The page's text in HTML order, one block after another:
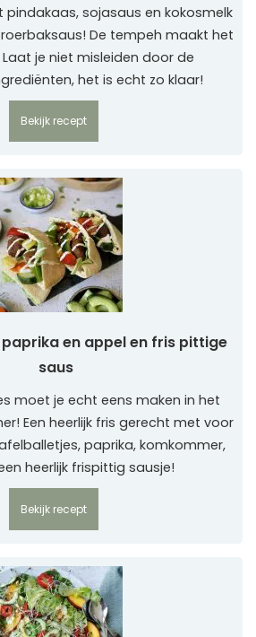
pindakaas, sojasaus en kokosmelk
De tempeh maakt het
je niet misleiden door de
het is echt zo klaar!
Bekijk recept
en appel en fris pittige
saus
moet je echt eens maken in het
Een heerlijk fris gerecht met voor
paprika, komkommer,
heerlijk frispittig sausje!
Bekijk recept